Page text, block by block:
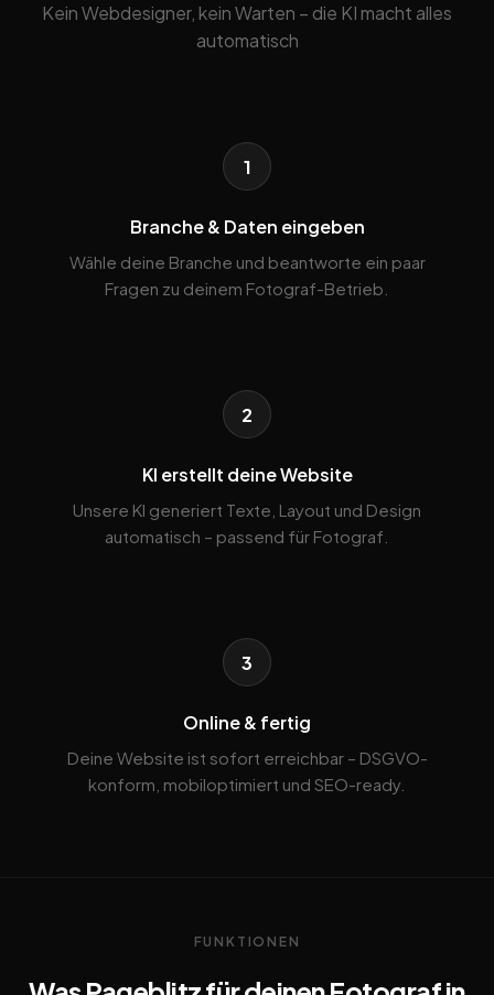
Kein Webdesigner, kein Warten – die KI macht alles
automatisch
1
Branche & Daten eingeben
Wähle deine Branche und beantworte ein paar
Fragen zu deinem Fotograf-Betrieb.
2
KI erstellt deine Website
Unsere KI generiert Texte, Layout und Design
automatisch – passend für Fotograf.
3
Online & fertig
Deine Website ist sofort erreichbar – DSGVO-
konform, mobiloptimiert und SEO-ready.
FUNKTIONEN